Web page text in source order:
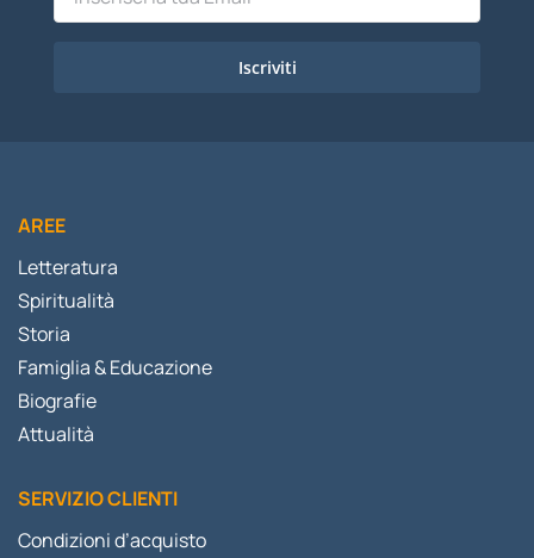
Iscriviti
AREE
Letteratura
Spiritualità
Storia
Famiglia & Educazione
Biografie
Attualità
SERVIZIO CLIENTI
Condizioni d’acquisto